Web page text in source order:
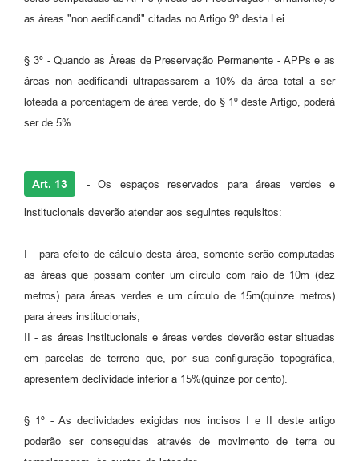
as áreas "non aedificandi" citadas no Artigo 9º desta Lei.
§ 3º - Quando as Áreas de Preservação Permanente - APPs e as
áreas non aedificandi ultrapassarem a 10% da área total a ser
loteada a porcentagem de área verde, do § 1º deste Artigo, poderá
ser de 5%.
Art. 13 - Os espaços reservados para áreas verdes e
institucionais deverão atender aos seguintes requisitos:
I - para efeito de cálculo desta área, somente serão computadas
as áreas que possam conter um círculo com raio de 10m (dez
metros) para áreas verdes e um círculo de 15m(quinze metros)
para áreas institucionais;
II - as áreas institucionais e áreas verdes deverão estar situadas
em parcelas de terreno que, por sua configuração topográfica,
apresentem declividade inferior a 15%(quinze por cento).
§ 1º - As declividades exigidas nos incisos I e II deste artigo
poderão ser conseguidas através de movimento de terra ou